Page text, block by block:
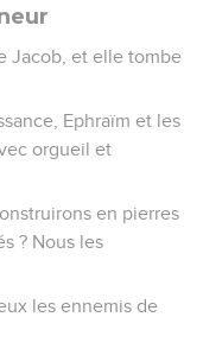
Jacob, et elle tombe
Ephraïm et les
orgueil et
en pierres
? Nous les
les ennemis de